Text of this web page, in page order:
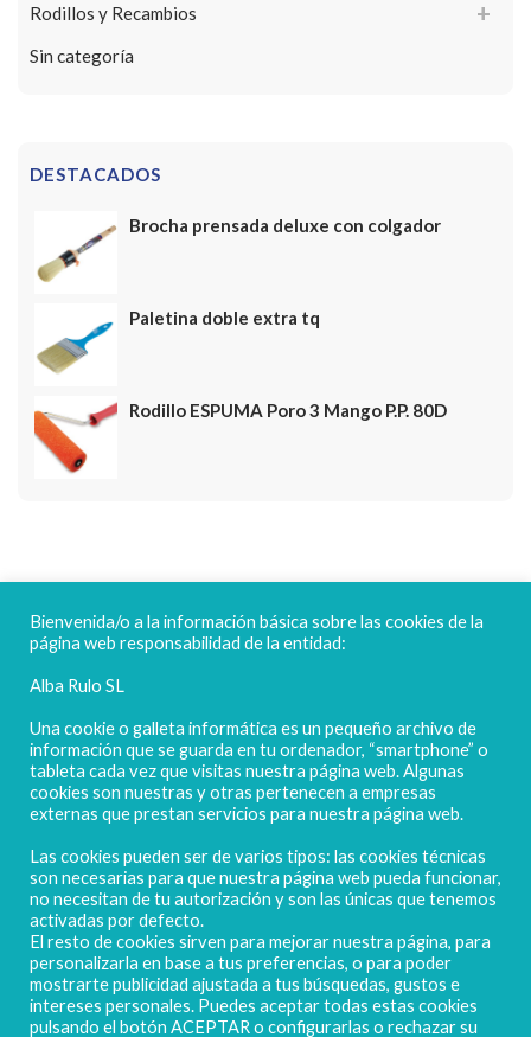
Rodillos y Recambios
Sin categoría
DESTACADOS
Brocha prensada deluxe con colgador
Paletina doble extra tq
Rodillo ESPUMA Poro 3 Mango P.P. 80D
FELICES FIESTAS
POLIGONO CAMPORROSO P-D, Nº4
02520 - CHINCHILLA DE MONTEARAGÓN
(ALBACETE) Spain
Tel. + 34 967 218 812 - info@abr.com.es
Bienvenida/o a la información básica sobre las cookies de la
página web responsabilidad de la entidad:
Alba Rulo SL
Una cookie o galleta informática es un pequeño archivo de
información que se guarda en tu ordenador, “smartphone” o
tableta cada vez que visitas nuestra página web. Algunas
cookies son nuestras y otras pertenecen a empresas
externas que prestan servicios para nuestra página web.
Las cookies pueden ser de varios tipos: las cookies técnicas
son necesarias para que nuestra página web pueda funcionar,
no necesitan de tu autorización y son las únicas que tenemos
activadas por defecto.
El resto de cookies sirven para mejorar nuestra página, para
personalizarla en base a tus preferencias, o para poder
mostrarte publicidad ajustada a tus búsquedas, gustos e
intereses personales. Puedes aceptar todas estas cookies
pulsando el botón ACEPTAR o configurarlas o rechazar su